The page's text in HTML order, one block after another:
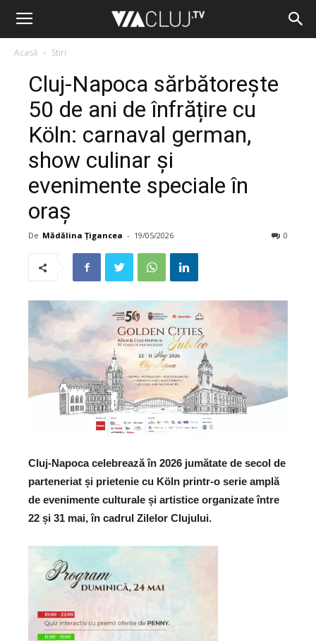
Acasă Stiri
Cluj-Napoca sărbătorește
50 de ani de înfrățire cu
Köln: carnaval german,
show culinar și
evenimente speciale în
oraș
De Mădălina Țigancea - 19/05/2026 0
Cluj-Napocacelebrează în 2026 jumătate de secol de
parteneriat și prietenie cu Köln printr-o serie amplă
de evenimente culturale și artistice organizate între
22 și 31 mai, în cadrul Zilelor Clujului.